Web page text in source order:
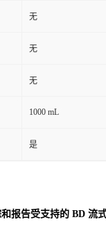
无
无
无
1000 mL
是
报告受支持的 BD 流